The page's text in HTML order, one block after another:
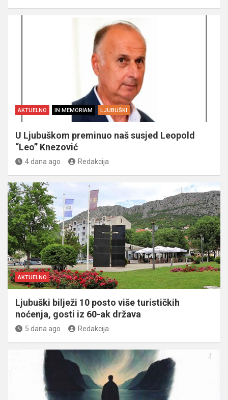
AKTUELNO IN MEMORIAM LJUBUŠKI
U Ljubuškom preminuo naš susjed Leopold
“Leo” Knezović
4 dana ago Redakcija
AKTUELNO
Ljubuški bilježi 10 posto više turističkih
noćenja, gosti iz 60-ak država
5 dana ago Redakcija